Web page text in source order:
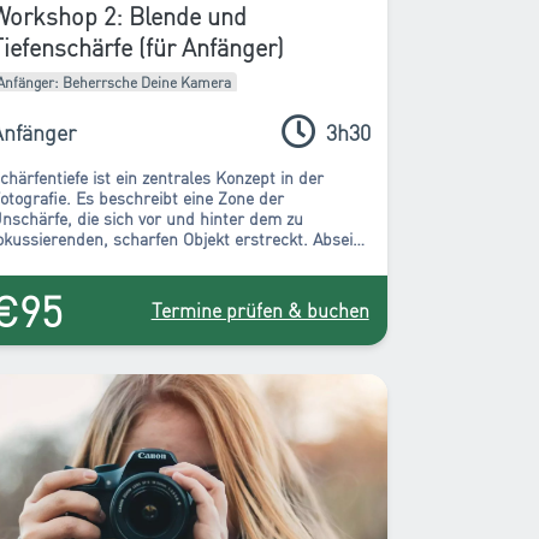
2: Blende und
(für Anfänger)
Beherrsche Deine Kamera
3h30
ist ein zentrales Konzept in der
Es beschreibt eine Zone der
die sich vor und hinter dem zu
scharfen Objekt erstreckt. Abseits
Dieser Bereich kann anhand von drei
angepasst werden, die im Kurs
und geübt werden.Termine prüfen & buchen